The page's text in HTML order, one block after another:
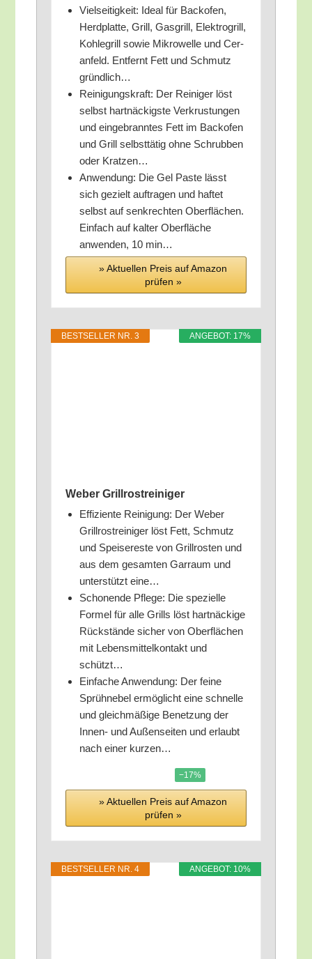
Viel­sei­tig­keit: Ide­al für Back­ofen,
Herd­plat­te, Grill, Gas­grill, Elek­tro­grill,
Koh­le­grill sowie Mikro­wel­le und Cer­
an­feld. Ent­fernt Fett und Schmutz
gründlich…
Rei­ni­gungs­kraft: Der Rei­ni­ger löst
selbst hart­nä­ckigs­te Ver­krus­tun­gen
und ein­ge­brann­tes Fett im Back­ofen
und Grill selbst­tä­tig ohne Schrub­ben
oder Kratzen…
Anwen­dung: Die Gel Pas­te lässt
sich gezielt auf­tra­gen und haf­tet
selbst auf senk­rech­ten Ober­flä­chen.
Ein­fach auf kal­ter Ober­flä­che
anwen­den, 10 min…
» Aktu­el­len Preis auf Ama­zon
prü­fen »
ANGE­BOT: 17%
BEST­SEL­LER NR. 3
Weber Grillrostreiniger
Effi­zi­en­te Rei­ni­gung: Der Weber
Grill­rost­rei­ni­ger löst Fett, Schmutz
und Spei­se­res­te von Grill­ros­ten und
aus dem gesam­ten Gar­raum und
unter­stützt eine…
Scho­nen­de Pfle­ge: Die spe­zi­el­le
For­mel für alle Grills löst hart­nä­cki­ge
Rück­stän­de sicher von Ober­flä­chen
mit Lebens­mit­tel­kon­takt und
schützt…
Ein­fa­che Anwen­dung: Der fei­ne
Sprüh­ne­bel ermög­licht eine schnel­le
und gleich­mä­ßi­ge Benet­zung der
Innen- und Außen­sei­ten und erlaubt
nach einer kurzen…
−17%
» Aktu­el­len Preis auf Ama­zon
prü­fen »
ANGE­BOT: 10%
BEST­SEL­LER NR. 4